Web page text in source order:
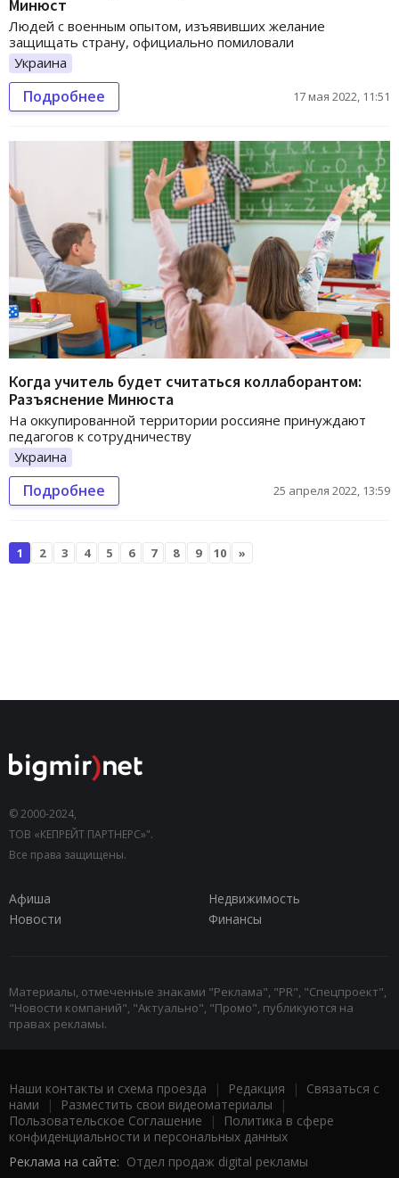
Минюст
Людей с военным опытом, изъявивших желание
защищать страну, официально помиловали
Украина
Подробнее 17 мая 2022, 11:51
Когда учитель будет считаться коллаборантом:
Разъяснение Минюста
На оккупированной территории россияне принуждают
педагогов к сотрудничеству
Украина
Подробнее 25 апреля 2022, 13:59
1 2 3 4 5 6 7 8 9 10 »
© 2000-2024,
ТОВ «КЕПРЕЙТ ПАРТНЕРС»".
Все права защищены.
Афиша
Недвижимость
Новости
Финансы
Материалы, отмеченные знаками "Реклама", "PR", "Спецпроект",
"Новости компаний", "Актуально", "Промо", публикуются на
правах рекламы.
Наши контакты и схема проезда | Редакция | Связаться с
нами | Разместить свои видеоматериалы |
Пользовательское Соглашение |
Политика в сфере
конфиденциальности и персональных данных
Реклама на сайте: Отдел продаж digital рекламы